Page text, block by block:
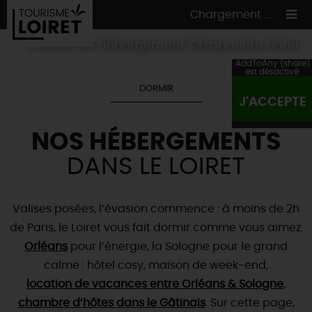
Chargement ...
VOS ENVIES
LES INCONTOURNABLESMADE IN LOIRET
HÉBERGEMENTS
HÉBERGEMENTS
RÉSERVERMAINTENANT
CULTURE
VILLES & VILLAGES
TOUTES LES VISITES
TOUS ÀL'EAU !
EN MODENATURE& AVENTURE
...ET AUSSI
Où manger
Maîtresrestaurateurs
marchés
Artistes et Artisans d'Art
Nosspécialités du terroir etproducteurs
Téléchargez le Guide de l'été 2026 🤽🌞
Avis de fraicheur ici pour éviter la chaleur 🥵
TOURISME &HANDICAP
DORMIR
NOS HÉBERGEMENTS
DANS LE LOIRET
Valises posées, l’évasion commence : à moins de 2h
de Paris, le Loiret vous fait dormir comme vous aimez.
Orléans pour l’énergie, la Sologne pour le grand
calme : hôtel cosy, maison de week-end,
location de vacances entre Orléans & Sologne,
chambre d’hôtes dans le Gâtinais. Sur cette page,
AddToAny (share)
est désactivé.
J'ACCEPTE